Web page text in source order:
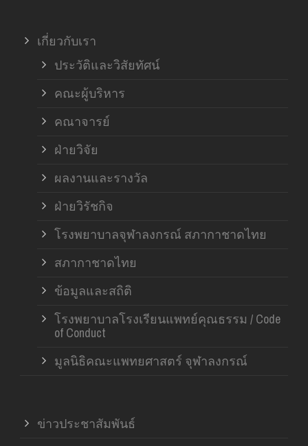
เกี่ยวกับเรา
ประวัติและวิสัยทัศน์
คณะผู้บริหาร
คณาจารย์
ฝ่ายวิจัย
ผลงานและรางวัล
ฝ่ายวิรัชกิจ
โรงพยาบาลจุฬาลงกรณ์ สภากาชาดไทย
สภากาชาดไทย
ข้อมูลและสถิติ
โรงพยาบาลโรงเรียนแพทย์คุณธรรม / Code
of Conduct
มูลนิธิคณะแพทยศาสตร์ จุฬาลงกรณ์
ข่าวประชาสัมพันธ์